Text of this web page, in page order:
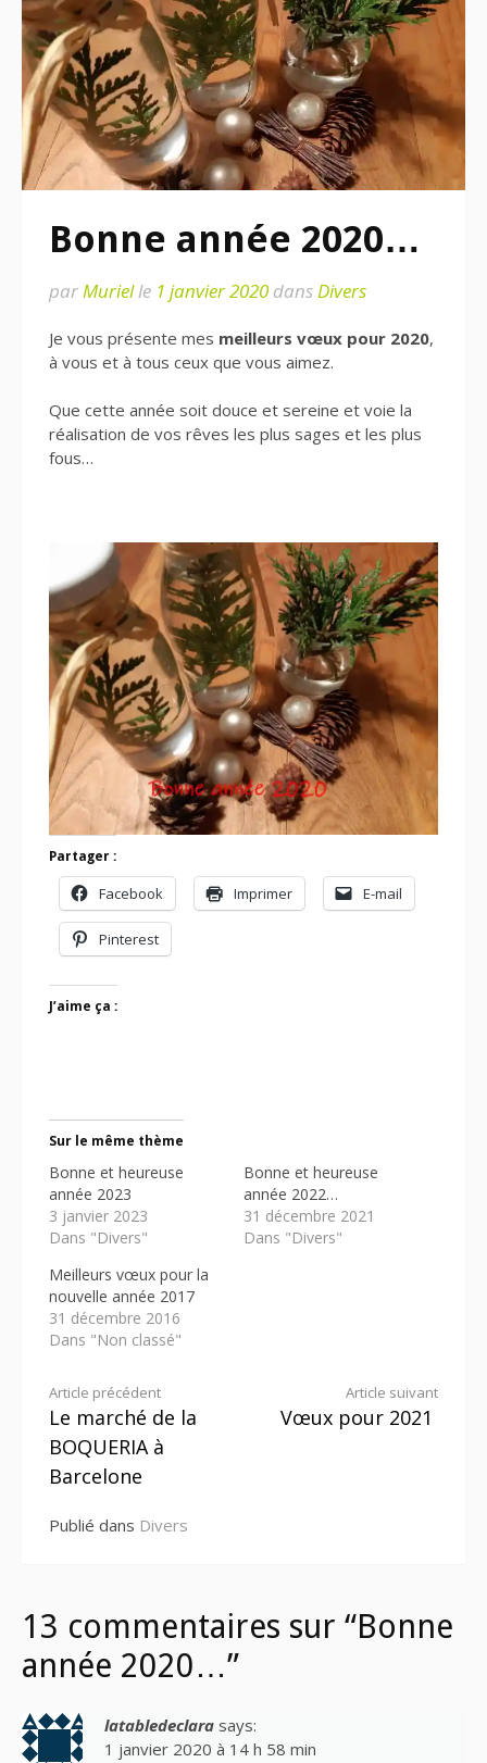
Bonne année 2020…
parMurielle 1 janvier 2020 dansDivers
Je vous présente mes meilleurs vœux pour 2020,
à vous et à tous ceux que vous aimez.
Que cette année soit douce et sereine et voie la
réalisation de vos rêves les plus sages et les plus
fous…
Partager :
Facebook Imprimer E-mail
Pinterest
J’aime ça :
Sur le même thème
Bonne et heureuse
année 2023
3 janvier 2023
Dans "Divers"
Bonne et heureuse
année 2022…
31 décembre 2021
Dans "Divers"
Meilleurs vœux pour la
nouvelle année 2017
31 décembre 2016
Dans "Non classé"
Lire
la
suite
Article précédent
Le marché de la
BOQUERIA à
Barcelone
Article suivant
Vœux pour 2021
Publié dans Divers
13 commentaires sur “Bonne
année 2020…”
latabledeclara says:
1 janvier 2020 à 14 h 58 min